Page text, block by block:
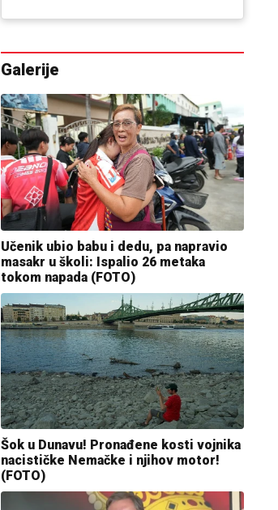
Galerije
Učenik ubio babu i dedu, pa napravio
masakr u školi: Ispalio 26 metaka
tokom napada (FOTO)
Šok u Dunavu! Pronađene kosti vojnika
nacističke Nemačke i njihov motor!
(FOTO)